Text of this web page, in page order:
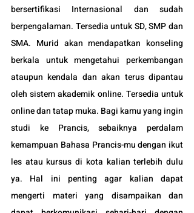
bersertifikasi Internasional dan sudah
berpengalaman. Tersedia untuk SD, SMP dan
SMA. Murid akan mendapatkan konseling
berkala untuk mengetahui perkembangan
ataupun kendala dan akan terus dipantau
oleh sistem akademik online. Tersedia untuk
online dan tatap muka. Bagi kamu yang ingin
studi ke Prancis, sebaiknya perdalam
kemampuan Bahasa Prancis-mu dengan ikut
les atau kursus di kota kalian terlebih dulu
ya. Hal ini penting agar kalian dapat
mengerti materi yang disampaikan dan